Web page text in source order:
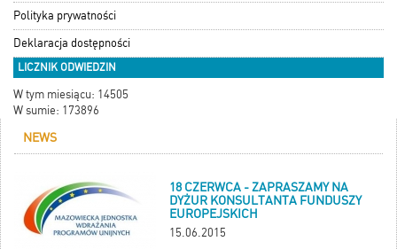
Polityka prywatności
Deklaracja dostępności
LICZNIK ODWIEDZIN
W tym miesiącu: 14505
W sumie: 173896
NEWS
18 CZERWCA - ZAPRASZAMY NA
DYŻUR KONSULTANTA FUNDUSZY
EUROPEJSKICH
15.06.2015